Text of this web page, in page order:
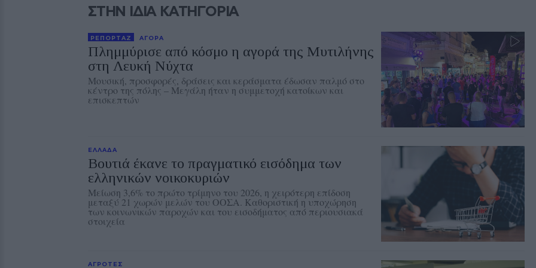
ΣΤΗΝ ΙΔΙΑ ΚΑΤΗΓΟΡΙΑ
ΡΕΠΟΡΤΑΖ ΑΓΟΡΑ
Πλημμύρισε από κόσμο η αγορά της Μυτιλήνης
στη Λευκή Νύχτα
Μουσική, προσφορές, δράσεις και κεράσματα έδωσαν παλμό στο
κέντρο της πόλης – Μεγάλη ήταν η συμμετοχή κατοίκων και
επισκεπτών
ΕΛΛΑΔΑ
Βουτιά έκανε το πραγματικό εισόδημα των
ελληνικών νοικοκυριών
Μείωση 3,6% το πρώτο τρίμηνο του 2026, η χειρότερη επίδοση
μεταξύ 21 χωρών μελών του ΟΟΣΑ. Καθοριστική η υποχώρηση
των κοινωνικών παροχών και του εισοδήματος από περιουσιακά
στοιχεία
ΑΓΡΟΤΕΣ